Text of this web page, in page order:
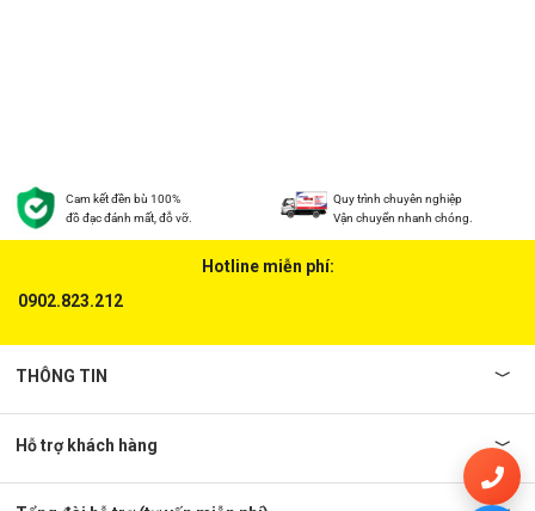
Cam kết đền bù 100%
đồ đạc đánh mất, đỗ vỡ.
Quy trình chuyên nghiệp
Vận chuyển nhanh chóng.
Hotline miễn phí:
0902.823.212
THÔNG TIN
Hỗ trợ khách hàng